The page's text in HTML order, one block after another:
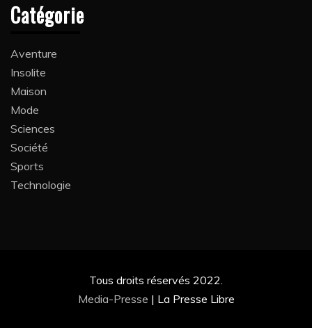
Catégorie
Aventure
Insolite
Maison
Mode
Sciences
Société
Sports
Technologie
Tous droits réservés 2022.
Media-Presse | La Presse Libre